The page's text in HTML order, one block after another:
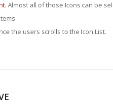
. Almost all of those Icons can be
the users scrolls to the Icon List.